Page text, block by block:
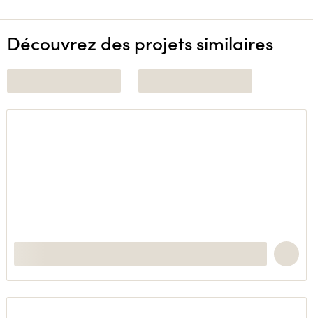
Découvrez des projets similaires